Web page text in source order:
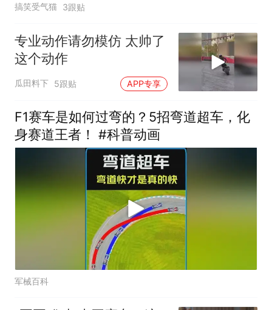
搞笑受气猫 3跟贴
专业动作请勿模仿 太帅了
这个动作
瓜田料下 5跟贴 APP专享
F1赛车是如何过弯的？5招弯道超车，化
身赛道王者！ #科普动画
军械百科